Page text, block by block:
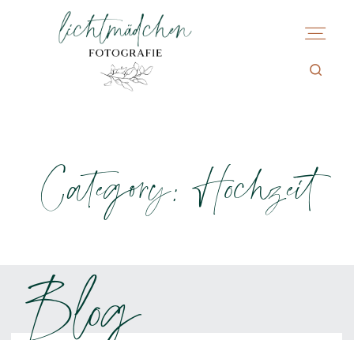
Category: Hochzeit
Blog